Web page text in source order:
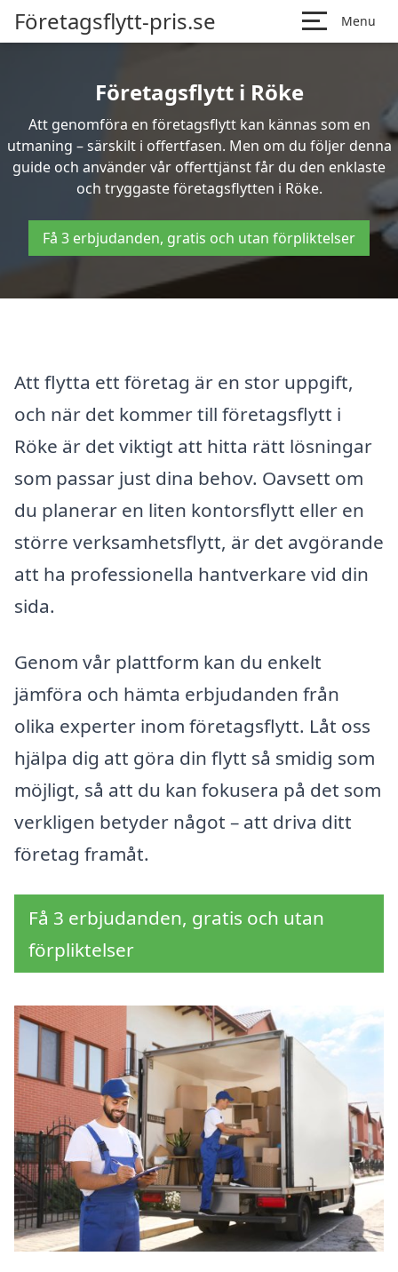
Företagsflytt-pris.se Menu
Företagsflytt i Röke
Att genomföra en företagsflytt kan kännas som en
utmaning – särskilt i offertfasen. Men om du följer denna
guide och använder vår offerttjänst får du den enklaste
och tryggaste företagsflytten i Röke.
Få 3 erbjudanden, gratis och utan förpliktelser
Att flytta ett företag är en stor uppgift,
och när det kommer till företagsflytt i
Röke är det viktigt att hitta rätt lösningar
som passar just dina behov. Oavsett om
du planerar en liten kontorsflytt eller en
större verksamhetsflytt, är det avgörande
att ha professionella hantverkare vid din
sida.
Genom vår plattform kan du enkelt
jämföra och hämta erbjudanden från
olika experter inom företagsflytt. Låt oss
hjälpa dig att göra din flytt så smidig som
möjligt, så att du kan fokusera på det som
verkligen betyder något – att driva ditt
företag framåt.
Få 3 erbjudanden, gratis och utan
förpliktelser